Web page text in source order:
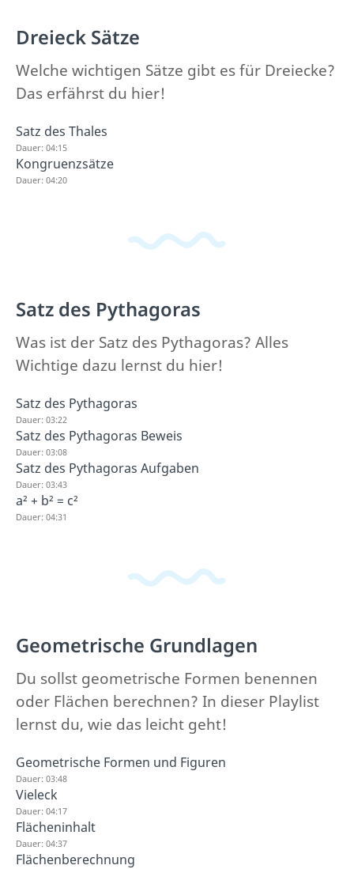
Dreieck Sätze
Welche wichtigen Sätze gibt es für Dreiecke?
Das erfährst du hier!
Satz des Thales
Dauer: 04:15
Kongruenzsätze
Dauer: 04:20
Satz des Pythagoras
Was ist der Satz des Pythagoras? Alles
Wichtige dazu lernst du hier!
Satz des Pythagoras
Dauer: 03:22
Satz des Pythagoras Beweis
Dauer: 03:08
Satz des Pythagoras Aufgaben
Dauer: 03:43
a² + b² = c²
Dauer: 04:31
Geometrische Grundlagen
Du sollst geometrische Formen benennen
oder Flächen berechnen? In dieser Playlist
lernst du, wie das leicht geht!
Geometrische Formen und Figuren
Dauer: 03:48
Vieleck
Dauer: 04:17
Flächeninhalt
Dauer: 04:37
Flächenberechnung